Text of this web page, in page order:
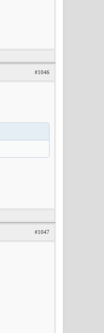
#1046
#1047